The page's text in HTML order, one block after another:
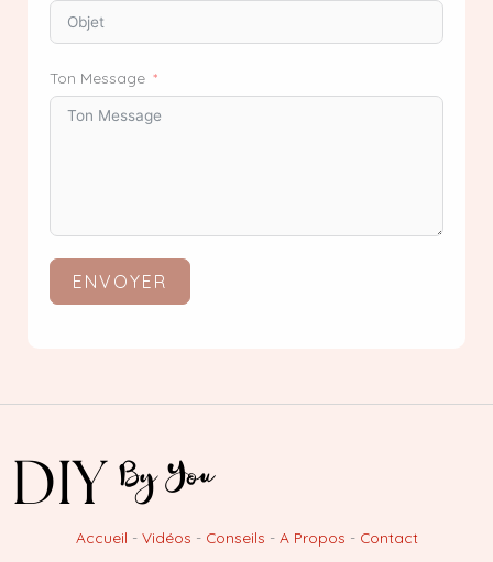
Ton Message
ENVOYER
Accueil - Vidéos - Conseils - A Propos - Contact